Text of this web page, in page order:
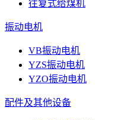
往复式给煤机
振动电机
VB振动电机
YZS振动电机
YZO振动电机
配件及其他设备